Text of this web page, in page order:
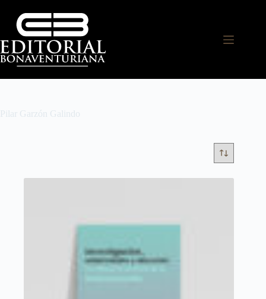
Pilar Garzón Galindo